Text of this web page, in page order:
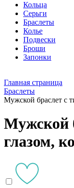
Кольца
Серьги
Браслеты
Колье
Подвески
Броши
Запонки
Главная страница
Браслеты
Мужской браслет с
Мужской
глазом,